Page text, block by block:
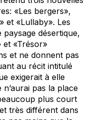
«Les bergers»,
et «Lullaby». Les
désertique,
et «Trésor»
et ne donnent pas
au récit intitulé
exigerait à elle
pas la place
plus court
très différent dans